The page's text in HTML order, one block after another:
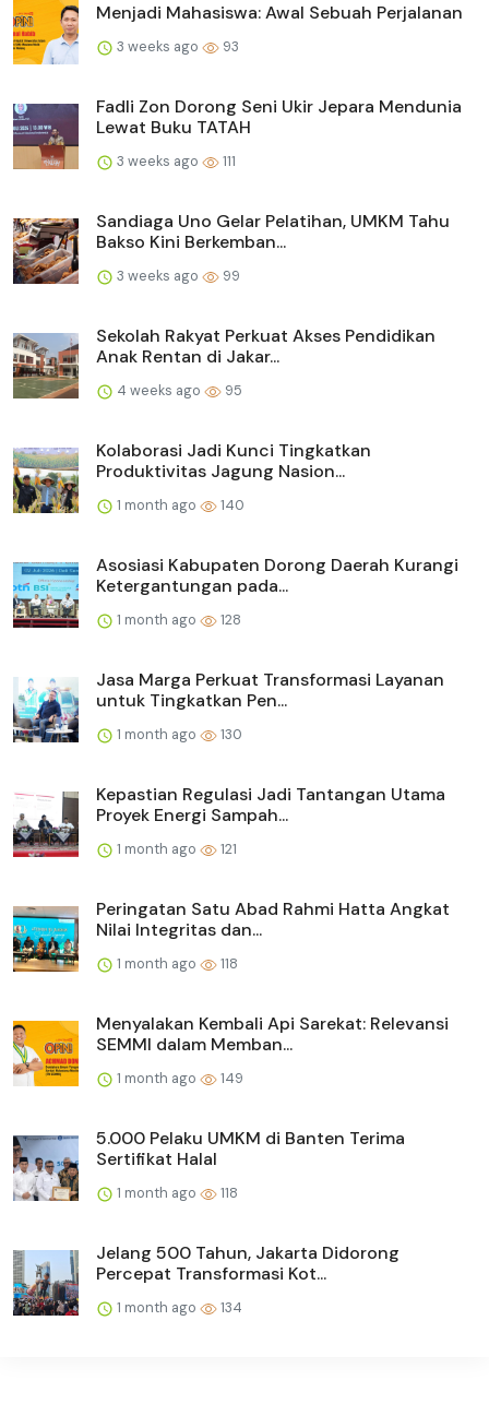
Menjadi Mahasiswa: Awal Sebuah Perjalanan
3 weeks ago 93
Fadli Zon Dorong Seni Ukir Jepara Mendunia
Lewat Buku TATAH
3 weeks ago 111
Sandiaga Uno Gelar Pelatihan, UMKM Tahu
Bakso Kini Berkemban...
3 weeks ago 99
Sekolah Rakyat Perkuat Akses Pendidikan
Anak Rentan di Jakar...
4 weeks ago 95
Kolaborasi Jadi Kunci Tingkatkan
Produktivitas Jagung Nasion...
1 month ago 140
Asosiasi Kabupaten Dorong Daerah Kurangi
Ketergantungan pada...
1 month ago 128
Jasa Marga Perkuat Transformasi Layanan
untuk Tingkatkan Pen...
1 month ago 130
Kepastian Regulasi Jadi Tantangan Utama
Proyek Energi Sampah...
1 month ago 121
Peringatan Satu Abad Rahmi Hatta Angkat
Nilai Integritas dan...
1 month ago 118
Menyalakan Kembali Api Sarekat: Relevansi
SEMMI dalam Memban...
1 month ago 149
5.000 Pelaku UMKM di Banten Terima
Sertifikat Halal
1 month ago 118
Jelang 500 Tahun, Jakarta Didorong
Percepat Transformasi Kot...
1 month ago 134